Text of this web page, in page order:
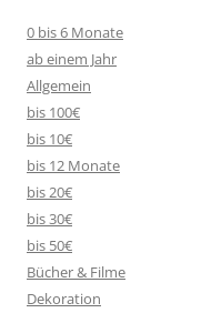
0 bis 6 Monate
ab einem Jahr
Allgemein
bis 100€
bis 10€
bis 12 Monate
bis 20€
bis 30€
bis 50€
Bücher & Filme
Dekoration